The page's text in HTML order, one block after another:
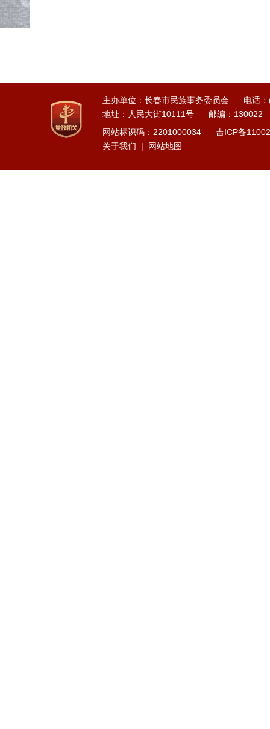
主办单位：长春市民族事务委员会
电话
地址：人民大街10111号
邮编：130022
网站标识码：2201000034
吉ICP备
关于我们 | 网站地图